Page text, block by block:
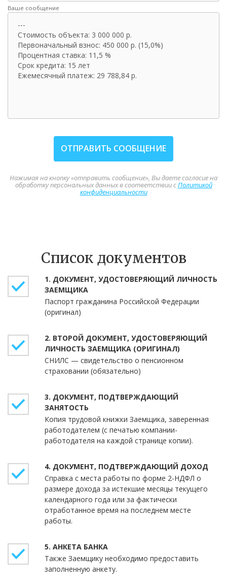
Ваше сообщение
ОТПРАВИТЬ СООБЩЕНИЕ
Нажимая на кнопку «отправить сообщение», Вы даете согласие на
обработку персональных данных в соответствии сПолитикой
конфиденциальности
Список документов
ДОКУМЕНТ, УДОСТОВЕРЯЮЩИЙ ЛИЧНОСТЬ
ЗАЕМЩИКА
Паспорт гражданина Российской Федерации
(оригинал)
ВТОРОЙ ДОКУМЕНТ, УДОСТОВЕРЯЮЩИЙ
ЛИЧНОСТЬ ЗАЕМЩИКА (ОРИГИНАЛ)
СНИЛС — свидетельство о пенсионном
страховании (обязательно)
ДОКУМЕНТ, ПОДТВЕРЖДАЮЩИЙ
ЗАНЯТОСТЬ
Копия трудовой книжки Заемщика, заверенная
работодателем (с печатью компании-
работодателя на каждой странице копии).
ДОКУМЕНТ, ПОДТВЕРЖДАЮЩИЙ ДОХОД
Справка с места работы по форме 2-НДФЛ о
размере дохода за истекшие месяцы текущего
календарного года или за фактически
отработанное время на последнем месте
работы.
АНКЕТА БАНКА
Также Заемщику необходимо предоставить
заполненную анкету.